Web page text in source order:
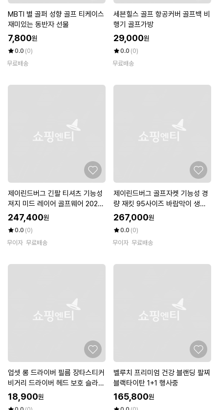
MBTI 별 골퍼 성향 골프 티케이스
재미있는 동반자 선물
7,800원
0.0 (0)
무료배송
세븐힐스 골프 항공커버 골프백 비
행기 골프가방
29,000원
0.0 (0)
무료배송
제이린드버그 긴팔 티셔츠 기능성
져지 미드 레이어 골프웨어 2023
자켓 CARL
247,400원
0.0 (0)
무이자 무료배송
제이린드버그 골프자켓 기능성 경
량 재킷 95사이즈 바람막이 생활
방수 린드버그 골프웨어
267,000원
0.0 (0)
무이자 무료배송
업셋 롱 드라이버 필름 장타스티커
비거리 드라이버 헤드 보호 슬라이
스 훅 방지 10P
18,900원
벨루치 프리미엄 건강 블랜딩 팔찌
블랙타이탄 1+1 행사중
165,800원